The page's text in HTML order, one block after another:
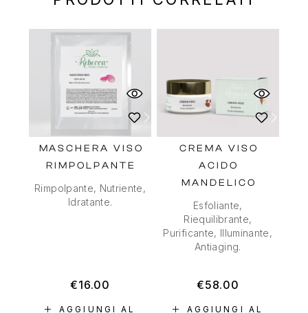
AGGIUNGI AL
MASCHERA VISO
RIMPOLPANTE
Rimpolpante, Nutriente,
Idratante.
€16.00
AGGIUNGI AL
CREMA VISO
ACIDO
MANDELICO
Esfoliante,
Riequilibrante,
Purificante, Illuminante,
Antiaging.
€58.00